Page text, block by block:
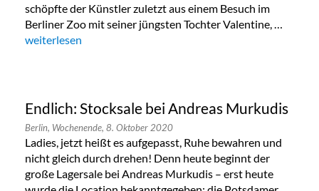
schöpfte der Künstler zuletzt aus einem Besuch im
Berliner Zoo mit seiner jüngsten Tochter Valentine, …
„Tintswalo African Colors in Wilmersdorf“
weiterlesen
Endlich: Stocksale bei Andreas Murkudis
Berlin, Wochenende, 8. Oktober 2020
Ladies, jetzt heißt es aufgepasst, Ruhe bewahren und
nicht gleich durch drehen! Denn heute beginnt der
große Lagersale bei Andreas Murkudis – erst heute